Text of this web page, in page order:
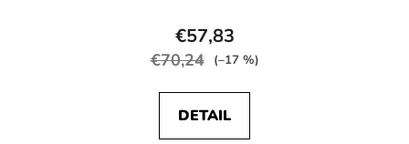
€57,83
€70,24 (–17 %)
DETAIL